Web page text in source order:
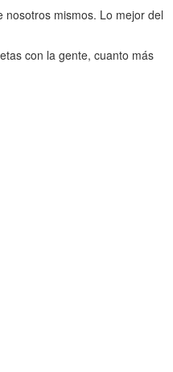
mismos. Lo mejor del
con la gente, cuanto más